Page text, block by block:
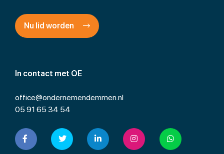
In contact met OE
office@ondernemendemmen.nl
05 91 65 34 54
Nu lid worden